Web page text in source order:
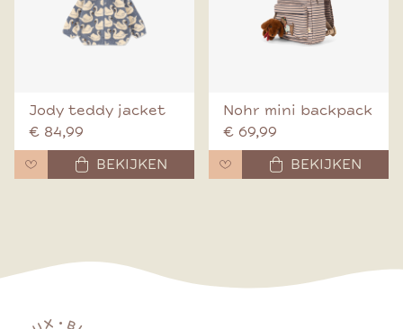
Jody teddy jacket
€ 84,99
BEKIJKEN
Nohr mini backpack
€ 69,99
BEKIJKEN